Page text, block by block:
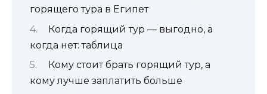
горящего тура в Египет
Когда горящий тур — выгодно, а
когда нет: таблица
Кому стоит брать горящий тур, а
кому лучше заплатить больше